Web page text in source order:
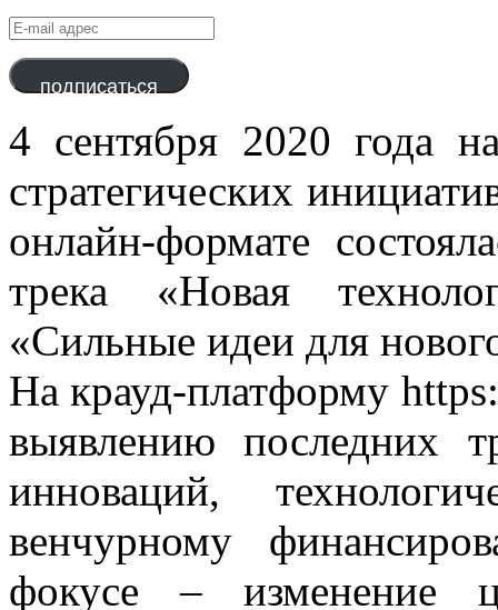
E-
mail
адрес
подписаться
4 сентября 2020 года
стратегических
онлайн-формате
трека «Новая
«Сильные идеи для
На крауд-платформу
выявлению последних
инноваций,
венчурному
фокусе – изменение